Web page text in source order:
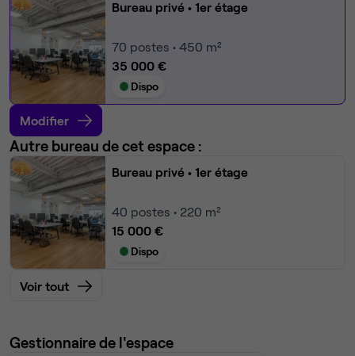
Bureau privé • 1er étage
70 postes • 450 m²
35 000 €
Dispo
Modifier
Autre bureau de cet espace :
Bureau privé • 1er étage
40 postes • 220 m²
15 000 €
Dispo
Voir tout
Gestionnaire de l'espace